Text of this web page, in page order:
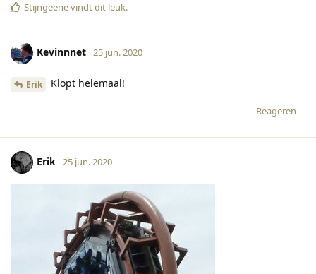
Stijngeenevindt dit leuk.
Kevinnnet 25 jun. 2020
Erik Klopt helemaal!
Reageren
Erik 25 jun. 2020